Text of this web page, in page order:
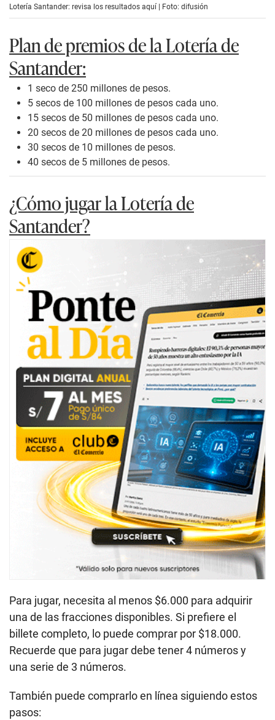
Lotería Santander: revisa los resultados aquí | Foto: difusión
Plan de premios de la Lotería de
Santander:
1 seco de 250 millones de pesos.
5 secos de 100 millones de pesos cada uno.
15 secos de 50 millones de pesos cada uno.
20 secos de 20 millones de pesos cada uno.
30 secos de 10 millones de pesos.
40 secos de 5 millones de pesos.
¿Cómo jugar la Lotería de
Santander?
Para jugar, necesita al menos $6.000 para adquirir
una de las fracciones disponibles. Si prefiere el
billete completo, lo puede comprar por $18.000.
Recuerde que para jugar debe tener 4 números y
una serie de 3 números.
También puede comprarlo en línea siguiendo estos
pasos: